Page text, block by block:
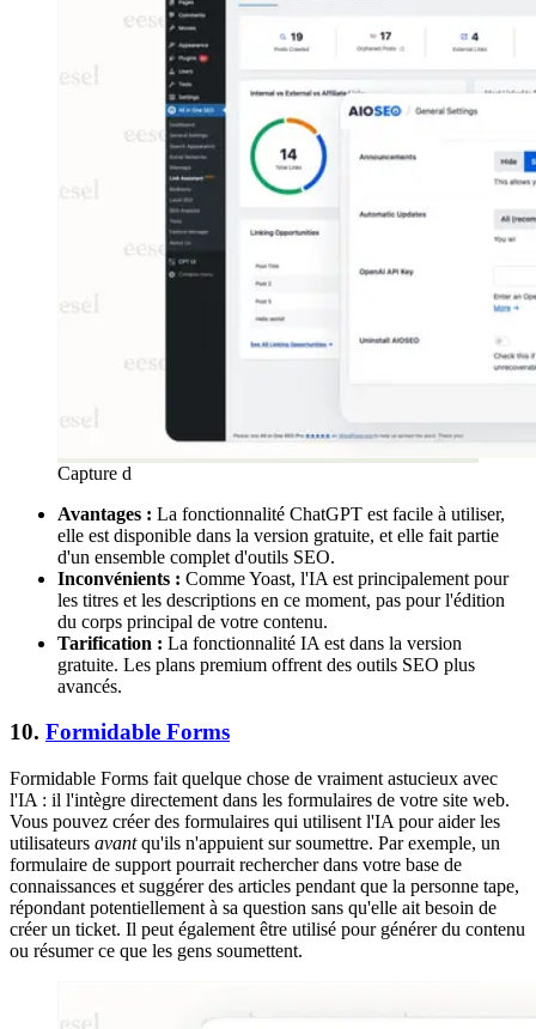
Capture d
Avantages : La fonctionnalité ChatGPT est facile à utiliser,
elle est disponible dans la version gratuite, et elle fait partie
d'un ensemble complet d'outils SEO.
Inconvénients : Comme Yoast, l'IA est principalement pour
les titres et les descriptions en ce moment, pas pour l'édition
du corps principal de votre contenu.
Tarification : La fonctionnalité IA est dans la version
gratuite. Les plans premium offrent des outils SEO plus
avancés.
10. Formidable Forms
Formidable Forms fait quelque chose de vraiment astucieux avec
l'IA : il l'intègre directement dans les formulaires de votre site web.
Vous pouvez créer des formulaires qui utilisent l'IA pour aider les
utilisateurs avantqu'ils n'appuient sur soumettre. Par exemple, un
formulaire de support pourrait rechercher dans votre base de
connaissances et suggérer des articles pendant que la personne tape,
répondant potentiellement à sa question sans qu'elle ait besoin de
créer un ticket. Il peut également être utilisé pour générer du contenu
ou résumer ce que les gens soumettent.